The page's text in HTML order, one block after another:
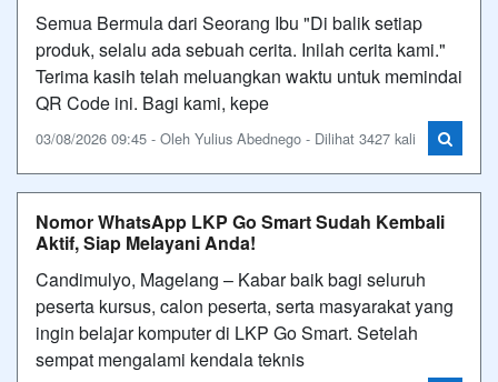
Semua Bermula dari Seorang Ibu "Di balik setiap
produk, selalu ada sebuah cerita. Inilah cerita kami."
Terima kasih telah meluangkan waktu untuk memindai
QR Code ini. Bagi kami, kepe
03/08/2026 09:45 - Oleh Yulius Abednego - Dilihat 3427 kali
Nomor WhatsApp LKP Go Smart Sudah Kembali
Aktif, Siap Melayani Anda!
Candimulyo, Magelang – Kabar baik bagi seluruh
peserta kursus, calon peserta, serta masyarakat yang
ingin belajar komputer di LKP Go Smart. Setelah
sempat mengalami kendala teknis